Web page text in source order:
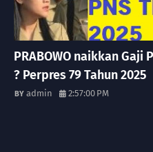
PRABOWO naikkan Gaji
? Perpres 79 Tahun 2025
admin 2:57:00 PM